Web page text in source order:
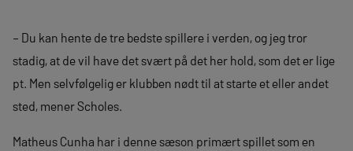
– Du kan hente de tre bedste spillere i verden, og jeg tror
stadig, at de vil have det svært på det her hold, som det er lige
pt. Men selvfølgelig er klubben nødt til at starte et eller andet
sted, mener Scholes.
Matheus Cunha har i denne sæson primært spillet som en